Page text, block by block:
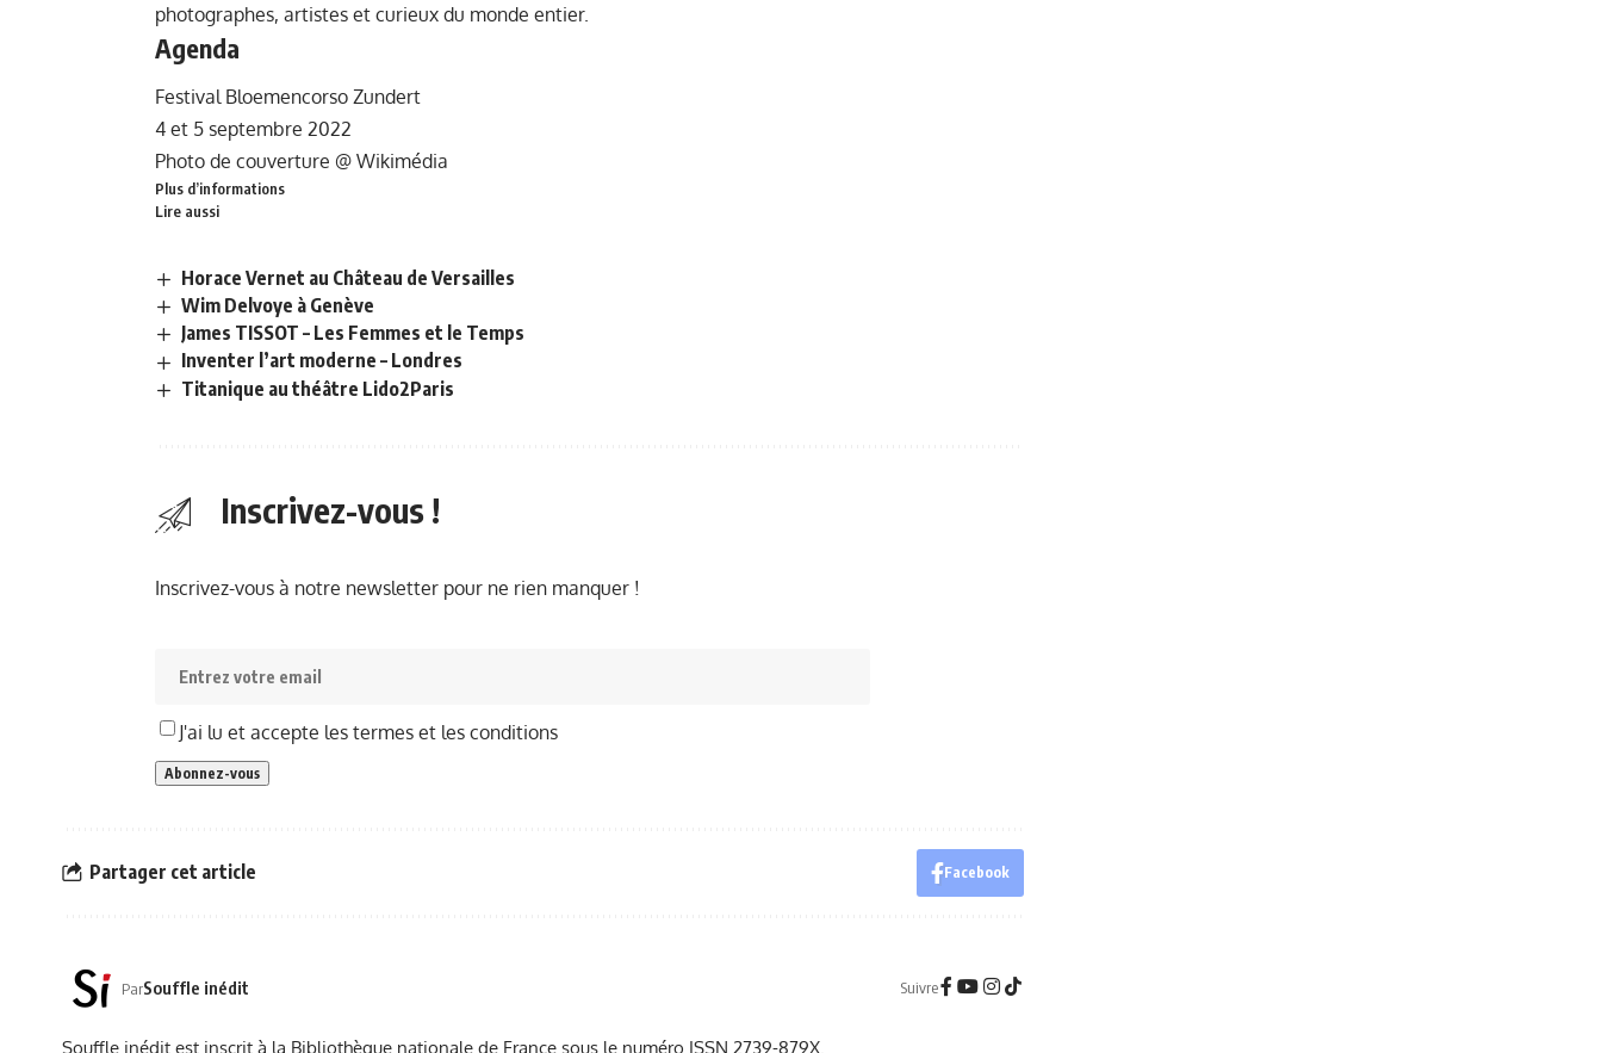
photographes, artistes et curieux du monde entier.
Agenda
Festival Bloemencorso Zundert
4 et 5 septembre 2022
Photo de couverture @ Wikimédia
Plus d’informations
Lire aussi
Horace Vernet au Château de Versailles
Wim Delvoye à Genève
James TISSOT – Les Femmes et le Temps
Inventer l’art moderne – Londres
Titanique au théâtre Lido2Paris
Inscrivez-vous !
Inscrivez-vous à notre newsletter pour ne rien manquer !
J'ai lu et accepte les termes et les conditions
Partager cet article Facebook
ParSouffle inédit Suivre
Souffle inédit est inscrit à la Bibliothèque nationale de France sous le numéro ISSN 2739-879X.